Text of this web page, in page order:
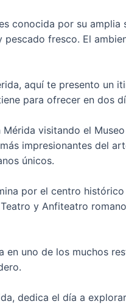
conocida por su
pescado fresco. El
aquí te presento un
para ofrecer en dos
visitando el
impresionantes del
únicos.
por el centro
y Anfiteatro
en uno de los muchos
dedica el día a